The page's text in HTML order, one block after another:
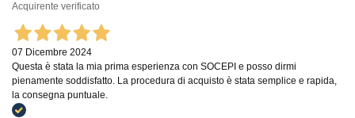
Acquirente verificato
07 Dicembre 2024
Questa è stata la mia prima esperienza con SOCEPI e posso dirmi
pienamente soddisfatto. La procedura di acquisto è stata semplice e rapida,
la consegna puntuale.